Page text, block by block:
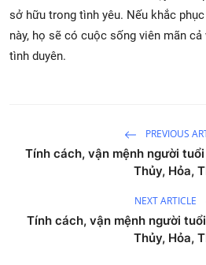
sở hữu trong tình yêu. Nếu khắc
này, họ sẽ có cuộc sống viên mãn
tình duyên.
PREVIOUS
Tính cách, vận mệnh người
Thủy, Hỏa,
NEXT ARTICLE
Tính cách, vận mệnh người
Thủy, Hỏa,